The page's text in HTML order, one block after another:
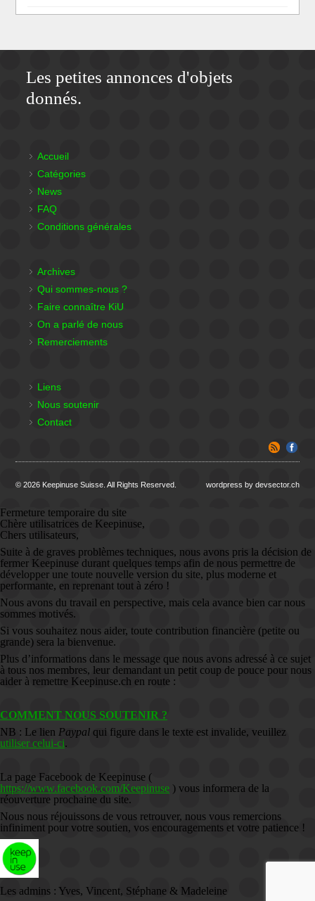
Les petites annonces d'objets
donnés.
Accueil
Catégories
News
FAQ
Conditions générales
Archives
Qui sommes-nous ?
Faire connaître KiU
On a parlé de nous
Remerciements
Liens
Nous soutenir
Contact
© 2026 Keepinuse Suisse. All Rights Reserved. wordpress by devsector.ch
Fermeture temporaire du site
Chère utilisatrices de Keepinuse,
Chers utilisateurs,
Suite à de graves problèmes techniques, nous avons pris la décision de
fermer Keepinuse durant quelques temps afin de nous permettre de
développer une toute nouvelle version du site, plus moderne et
performante, en reprenant tout à zéro !
Nous avons du travail en perspective, mais cela avance bien car nous
sommes motivés.
Si vous souhaitez nous aider, toute contribution financière (petite ou
grande) sera la bienvenue.
Plus d’informations dans le message que nous avons adressé à ce sujet
à tous nos membres, leur demandant un petit coup de pouce pour nous
aider à remettre Keepinuse.ch en route :
COMMENT NOUS SOUTENIR ?
NB : Le lien Paypal qui figure dans le texte est invalide, veuillez
utiliser celui-ci.
La page Facebook de Keepinuse (
https://www.facebook.com/Keepinuse ) vous informera de la
réouverture prochaine du site.
Nous nous réjouissons de vous retrouver, nous vous remercions
infiniment pour votre soutien, vos encouragements et votre patience !
Les admins : Yves, Vincent, Stéphane & Madeleine